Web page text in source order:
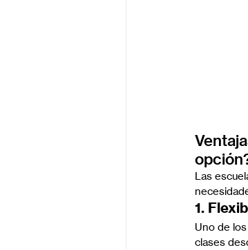
Las
1.
Uno de
clases